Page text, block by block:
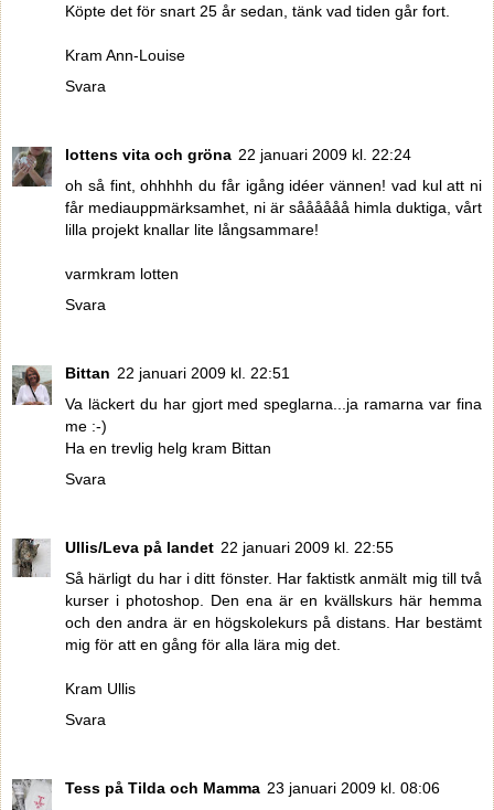
Köpte det för snart 25 år sedan, tänk vad tiden går fort.
Kram Ann-Louise
Svara
lottens vita och gröna 22 januari 2009 kl. 22:24
oh så fint, ohhhhh du får igång idéer vännen! vad kul att ni
får mediauppmärksamhet, ni är såååååå himla duktiga, vårt
lilla projekt knallar lite långsammare!
varmkram lotten
Svara
Bittan 22 januari 2009 kl. 22:51
Va läckert du har gjort med speglarna...ja ramarna var fina
me :-)
Ha en trevlig helg kram Bittan
Svara
Ullis/Leva på landet 22 januari 2009 kl. 22:55
Så härligt du har i ditt fönster. Har faktistk anmält mig till två
kurser i photoshop. Den ena är en kvällskurs här hemma
och den andra är en högskolekurs på distans. Har bestämt
mig för att en gång för alla lära mig det.
Kram Ullis
Svara
Tess på Tilda och Mamma 23 januari 2009 kl. 08:06